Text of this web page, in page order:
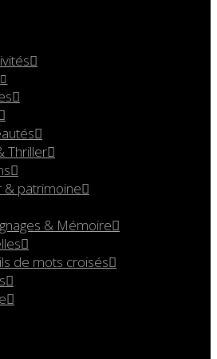
Thriller
& patrimoine
& Mémoire
de mots croisés